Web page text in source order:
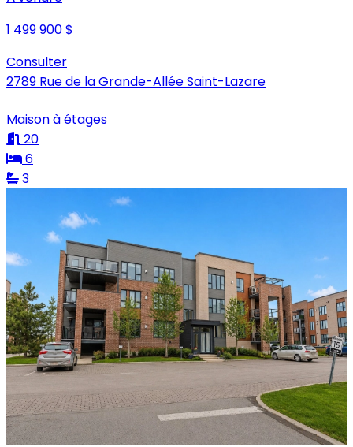
1 499 900 $
Consulter
2789 Rue de la Grande-Allée Saint-Lazare
Maison à étages
20
6
3